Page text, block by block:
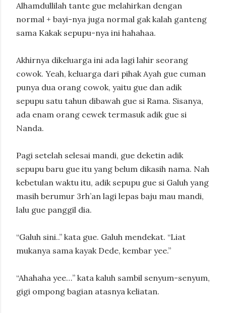
Alhamdullilah tante gue melahirkan dengan
normal + bayi-nya juga normal gak kalah ganteng
sama Kakak sepupu-nya ini hahahaa.
Akhirnya dikeluarga ini ada lagi lahir seorang
cowok. Yeah, keluarga dari pihak Ayah gue cuman
punya dua orang cowok, yaitu gue dan adik
sepupu satu tahun dibawah gue si Rama. Sisanya,
ada enam orang cewek termasuk adik gue si
Nanda.
Pagi setelah selesai mandi, gue deketin adik
sepupu baru gue itu yang belum dikasih nama. Nah
kebetulan waktu itu, adik sepupu gue si Galuh yang
masih berumur 3rh’an lagi lepas baju mau mandi,
lalu gue panggil dia.
“Galuh sini..” kata gue. Galuh mendekat. “Liat
mukanya sama kayak Dede, kembar yee.”
“Ahahaha yee…” kata kaluh sambil senyum-senyum,
gigi ompong bagian atasnya keliatan.